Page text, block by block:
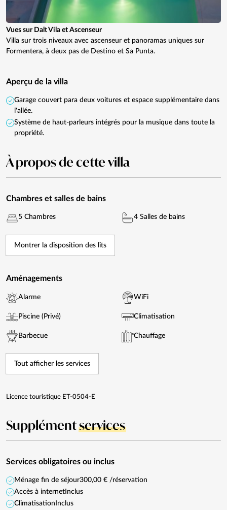
Vues sur Dalt Vila et Ascenseur
Villa sur trois niveaux avec ascenseur et panoramas uniques sur
Formentera, à deux pas de Destino et Sa Punta.
Aperçu de la villa
Garage couvert para deux voitures et espace supplémentaire dans
l'allée.
Système de haut-parleurs intégrés pour la musique dans toute la
propriété.
À propos de cette villa
Chambres et salles de bains
5 Chambres 4 Salles de bains
Montrer la disposition des lits
Aménagements
Alarme
Piscine (Privé)
Barbecue
WiFi
Climatisation
Chauffage
Tout afficher les services
Licence touristique ET-0504-E
Supplémentservices
Services obligatoires ou inclus
Ménage fin de séjour300,00 € /réservation
Accès à internet Inclus
Climatisation Inclus